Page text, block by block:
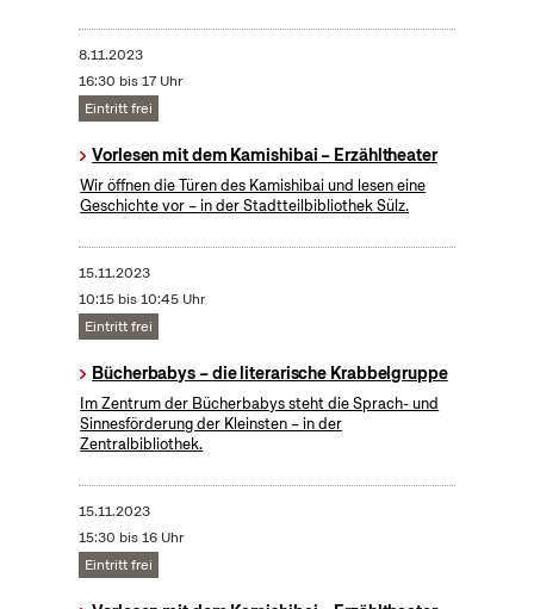
8.11.2023
16:30 bis 17 Uhr
Eintritt frei
Vorlesen mit dem Kamishibai – Erzähltheater
Wir öffnen die Türen des Kamishibai und lesen eine
Geschichte vor – in der Stadtteilbibliothek Sülz.
15.11.2023
10:15 bis 10:45 Uhr
Eintritt frei
Bücherbabys – die literarische Krabbelgruppe
Im Zentrum der Bücherbabys steht die Sprach- und
Sinnesförderung der Kleinsten – in der
Zentralbibliothek.
15.11.2023
15:30 bis 16 Uhr
Eintritt frei